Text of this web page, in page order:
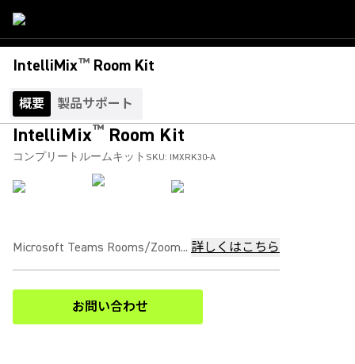
IntelliMix™ Room Kit
概要 製品サポート
IntelliMix™ Room Kit
コンプリートルームキット SKU: IMXRK30-A
Microsoft Teams Rooms/Zoom... 詳しくはこちら
お問い合わせ
(Opens in a new tab)